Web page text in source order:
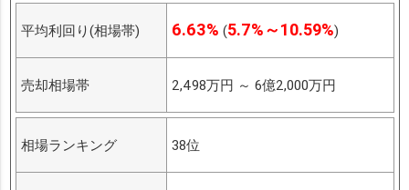
平均利回り(相場帯) 6.63% (5.7%～10.59%)
売却相場帯 2,498万円 ～ 6億2,000万円
相場ランキング 38位